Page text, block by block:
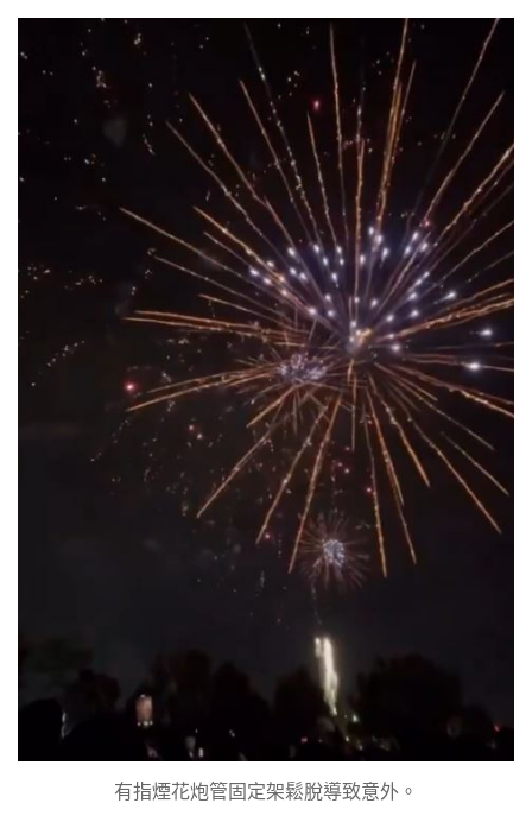
有指煙花炮管固定架鬆脫導致意外。